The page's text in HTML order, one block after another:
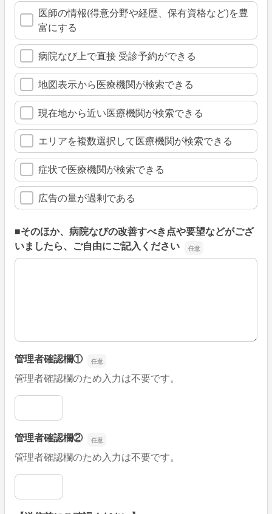
医師の情報(得意分野や経歴、保有資格など)を豊
富にする
病院なび上で直接 受診予約ができる
地図表示から医療機関が検索できる
現在地から近い医療機関が検索できる
エリアを複数選択して医療機関が検索できる
症状で医療機関が検索できる
広告の量が過剰である
■そのほか、病院なびの改善すべき点や要望などがござ
いましたら、ご自由にご記入ください
■そのほか、病院なびの改善すべき点や要望などがござい
管理者確認欄①
管理者確認欄のため入力は不要です。
管理者確認欄①
管理者確認欄②
管理者確認欄のため入力は不要です。
管理者確認欄②